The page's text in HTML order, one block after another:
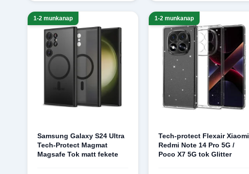
1-2 munkanap
Samsung Galaxy S24 Ultra
Tech-Protect Magmat
Magsafe Tok matt fekete
1-2 munkanap
Tech-protect Flexair Xiaomi
Redmi Note 14 Pro 5G /
Poco X7 5G tok Glitter